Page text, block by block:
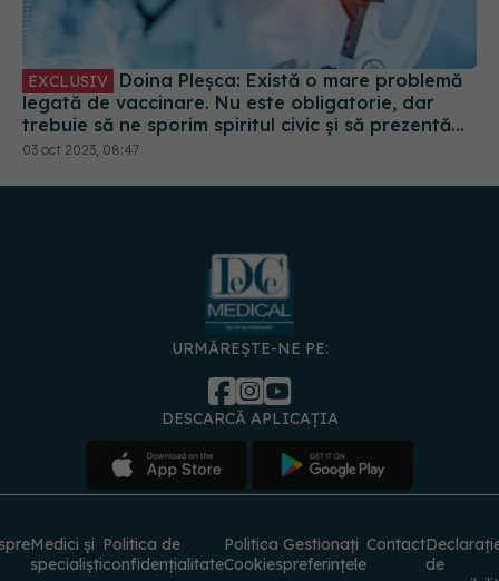
EXCLUSIV
legată de vaccinare. Nu este obligatorie, dar
trebuie să ne sporim spiritul civic și să prezentăm
corect minusurile și plusurile fiecărui vaccin
03 oct 2023, 08:47
URMĂREȘTE-NE PE:
Medici și Politica de
Politica Gestionați Contact